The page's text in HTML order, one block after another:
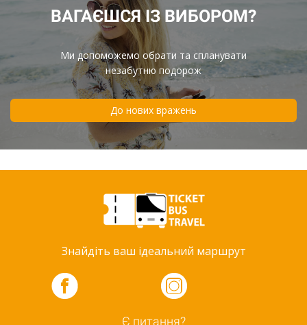
ВАГАЄШСЯ ІЗ ВИБОРОМ?
Ми допоможемо обрати та спланувати
незабутню подорож
До нових вражень
Знайдіть ваш ідеальний маршрут
Є питання?